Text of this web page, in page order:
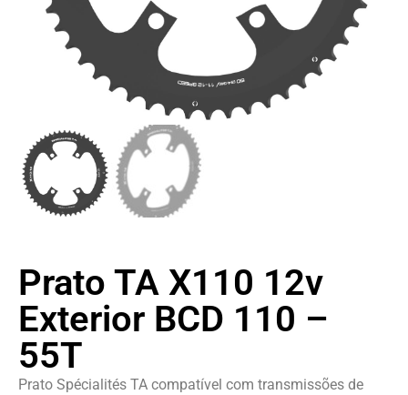
Prato TA X110 12v
Exterior BCD 110 –
55T
Prato Spécialités TA compatível com transmissões de